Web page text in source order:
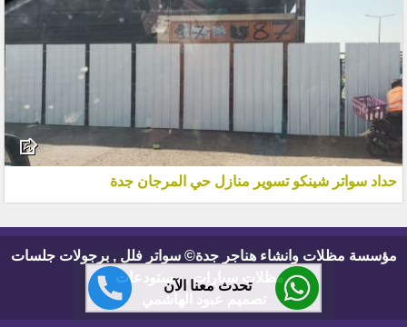
تحدث معنا الآن
حداد سواتر شينكو تسوير منازل حي المرجان جدة
مؤسسة مظلات وانشاء هناجر جدة© سواتر فلل , برجولات جلسات
, مظلات سيارات , مستودعات